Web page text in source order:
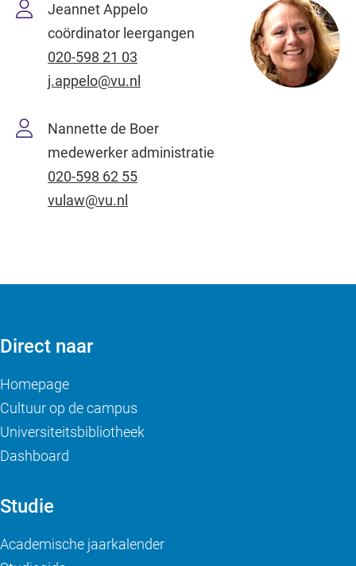
Jeannet Appelo
coördinator leergangen
020-598 21 03
j.appelo@vu.nl
Nannette de Boer
medewerker administratie
020-598 62 55
vulaw@vu.nl
Direct naar
Homepage
Cultuur op de campus
Universiteitsbibliotheek
Dashboard
Studie
Academische jaarkalender